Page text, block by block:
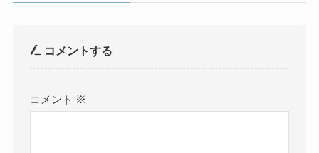
コメントする
コメント ※